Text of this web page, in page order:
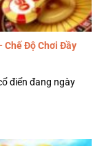
Chế Độ Chơi Đầy
điển đang ngày